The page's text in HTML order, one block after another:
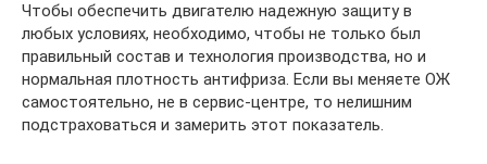
Чтобы обеспечить двигателю надежную защиту в
любых условиях, необходимо, чтобы не только был
правильный состав и технология производства, но и
нормальная плотность антифриза. Если вы меняете ОЖ
самостоятельно, не в сервис-центре, то нелишним
подстраховаться и замерить этот показатель.